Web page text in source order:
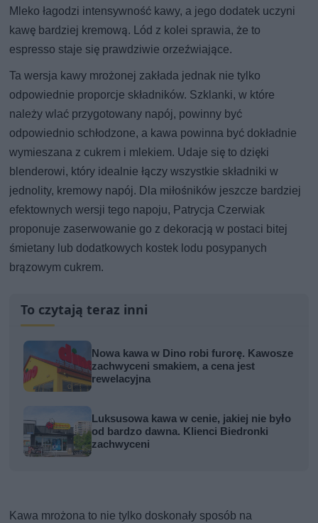
Mleko łagodzi intensywność kawy, a jego dodatek uczyni
kawę bardziej kremową. Lód z kolei sprawia, że to
espresso staje się prawdziwie orzeźwiające.
Ta wersja kawy mrożonej zakłada jednak nie tylko
odpowiednie proporcje składników. Szklanki, w które
należy wlać przygotowany napój, powinny być
odpowiednio schłodzone, a kawa powinna być dokładnie
wymieszana z cukrem i mlekiem. Udaje się to dzięki
blenderowi, który idealnie łączy wszystkie składniki w
jednolity, kremowy napój. Dla miłośników jeszcze bardziej
efektownych wersji tego napoju, Patrycja Czerwiak
proponuje zaserwowanie go z dekoracją w postaci bitej
śmietany lub dodatkowych kostek lodu posypanych
brązowym cukrem.
To czytają teraz inni
Nowa kawa w Dino robi furorę. Kawosze
zachwyceni smakiem, a cena jest
rewelacyjna
Luksusowa kawa w cenie, jakiej nie było
od bardzo dawna. Klienci Biedronki
zachwyceni
Kawa mrożona to nie tylko doskonały sposób na